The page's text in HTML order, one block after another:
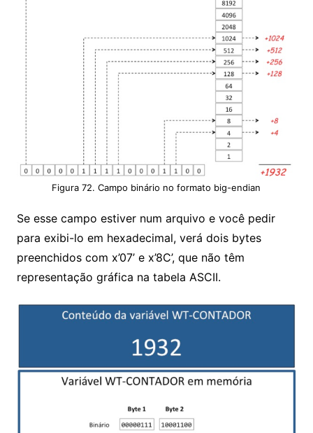
Figura 72. Campo binário no formato big-endian
Se esse campo estiver num arquivo e você pedir
para exibi-lo em hexadecimal, verá dois bytes
preenchidos com x’07’ e x’8C’, que não têm
representação gráfica na tabela ASCII.